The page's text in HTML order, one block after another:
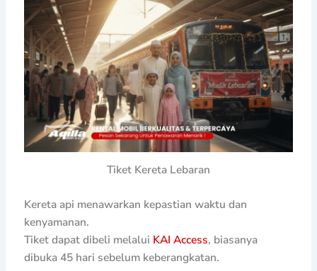
Tiket Kereta Lebaran
Kereta api menawarkan kepastian waktu dan
kenyamanan.
Tiket dapat dibeli melalui KAI Access, biasanya
dibuka 45 hari sebelum keberangkatan.